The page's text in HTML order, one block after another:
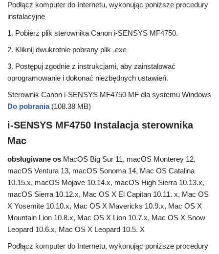
Podłącz komputer do Internetu, wykonując poniższe procedury
instalacyjne
1. Pobierz plik sterownika Canon i-SENSYS MF4750.
2. Kliknij dwukrotnie pobrany plik .exe
3. Postępuj zgodnie z instrukcjami, aby zainstalować
oprogramowanie i dokonać niezbędnych ustawień.
Sterownik Canon i-SENSYS MF4750 MF dla systemu Windows
Do pobrania (108.38 MB)
i-SENSYS MF4750 Instalacja sterownika
Mac
obsługiwane os MacOS Big Sur 11, macOS Monterey 12,
macOS Ventura 13, macOS Sonoma 14, Mac OS Catalina
10.15.x, macOS Mojave 10.14.x, macOS High Sierra 10.13.x,
macOS Sierra 10.12.x, Mac OS X El Capitan 10.11. x, Mac OS
X Yosemite 10.10.x, Mac OS X Mavericks 10.9.x, Mac OS X
Mountain Lion 10.8.x, Mac OS X Lion 10.7.x, Mac OS X Snow
Leopard 10.6.x, Mac OS X Leopard 10.5. X
Podłącz komputer do Internetu, wykonując poniższe procedury